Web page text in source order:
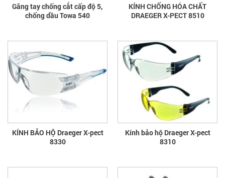
Găng tay chống cắt cấp độ 5,
chống dầu Towa 540
KÍNH CHỐNG HÓA CHẤT
DRAEGER X-PECT 8510
KÍNH BẢO HỘ Draeger X-pect
8330
Kính bảo hộ Draeger X-pect
8310